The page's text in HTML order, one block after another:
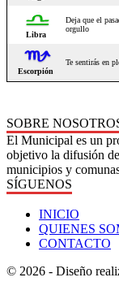
SOBRE
El Municipal es un
objetivo la difusión
municipios y
SÍGUENOS
INICIO
QUIENES
CONTACTO
© 2026 - Diseño